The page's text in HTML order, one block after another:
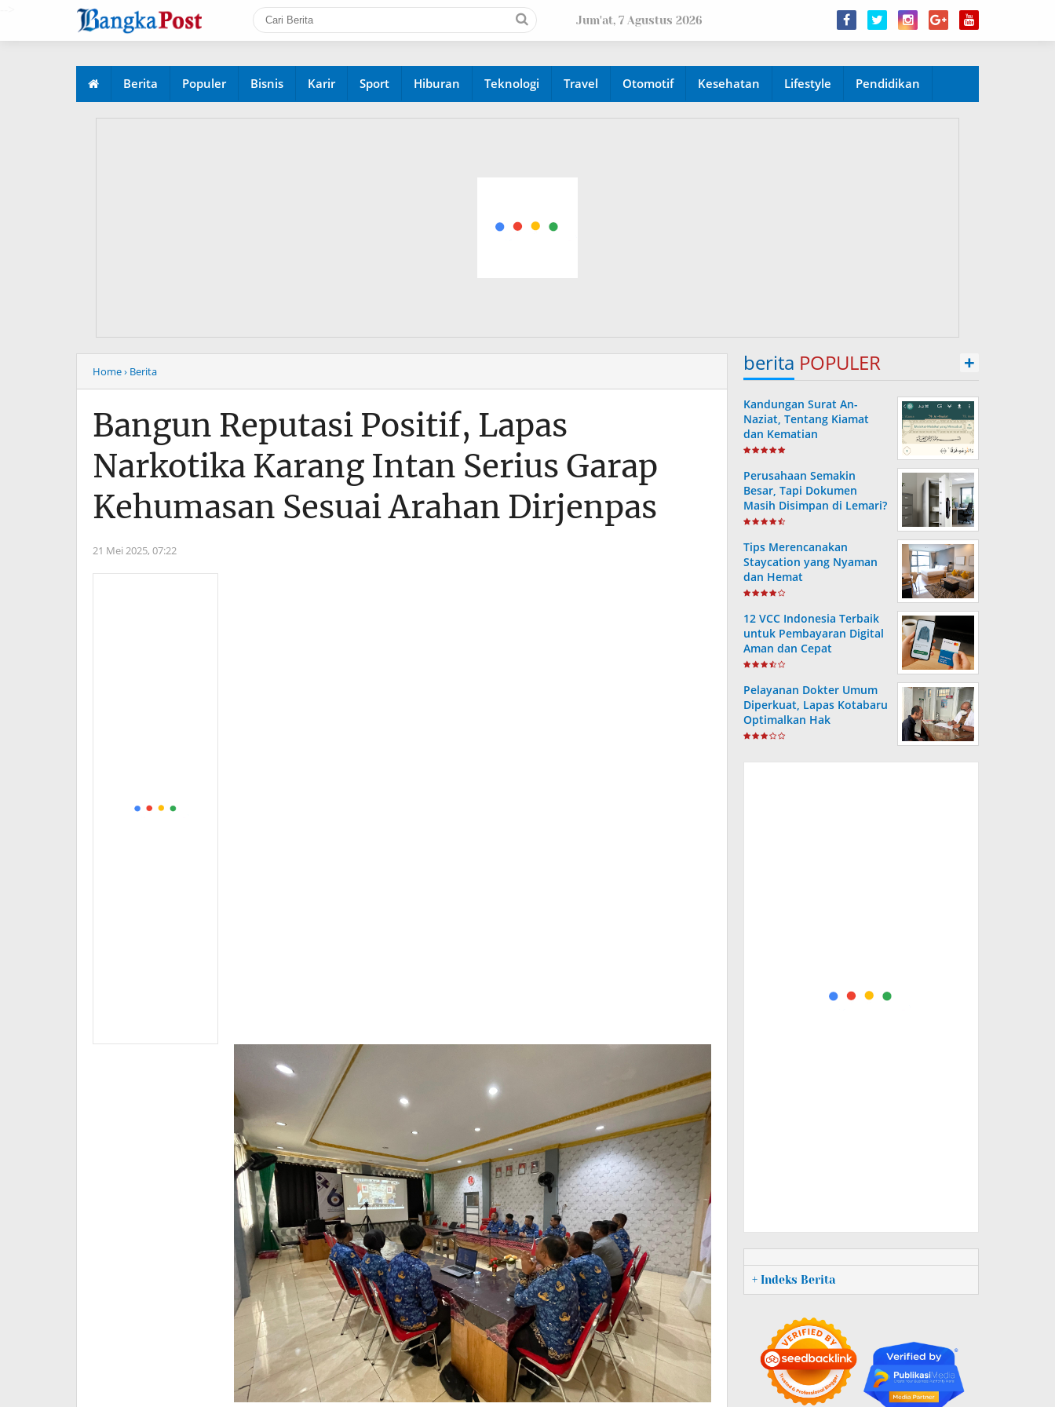
Jum'at, 7 Agustus 2026
Berita Populer Bisnis Karir Sport Hiburan Teknologi Travel Otomotif Kesehatan Lifestyle Pendidikan
Home› Berita
Bangun Reputasi Positif, Lapas
Narkotika Karang Intan Serius Garap
Kehumasan Sesuai Arahan Dirjenpas
21 Mei 2025, 07:22
berita POPULER +
Kandungan Surat An-
Naziat, Tentang Kiamat
dan Kematian
Perusahaan Semakin
Besar, Tapi Dokumen
Masih Disimpan di Lemari?
Ini Risiko yang Sering
Tips Merencanakan
Staycation yang Nyaman
dan Hemat
12 VCC Indonesia Terbaik
untuk Pembayaran Digital
Aman dan Cepat
Pelayanan Dokter Umum
Diperkuat, Lapas Kotabaru
Optimalkan Hak
Kesehatan Warga Binaan
+ Indeks Berita